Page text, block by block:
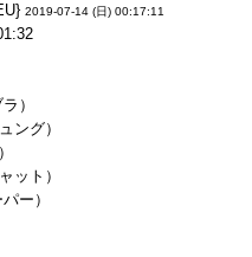
2019-07-14 (日) 00:17:11
）
ング）
ット）
ー）